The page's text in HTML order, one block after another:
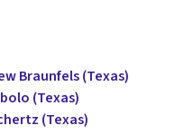
Braunfels (Texas)
(Texas)
(Texas)